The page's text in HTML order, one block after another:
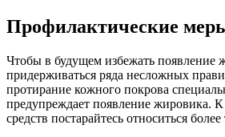
Профилактические
Чтобы в будущем избежать появление
придерживаться ряда несложных
протирание кожного покрова
предупреждает появление жировика.
средств постарайтесь относиться